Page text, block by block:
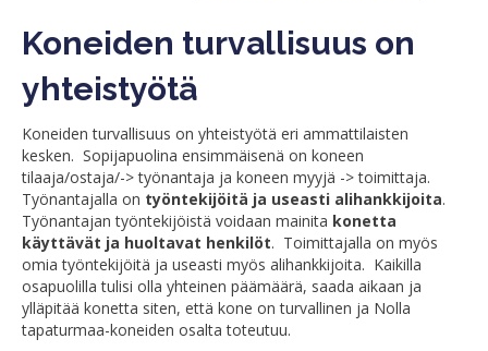
Koneiden turvallisuus on
yhteistyötä
Koneiden turvallisuus on yhteistyötä eri ammattilaisten
kesken. Sopijapuolina ensimmäisenä on koneen
tilaaja/ostaja/-> työnantaja ja koneen myyjä -> toimittaja.
Työnantajalla on työntekijöitä ja useasti alihankkijoita.
Työnantajan työntekijöistä voidaan mainita konetta
käyttävät ja huoltavat henkilöt. Toimittajalla on myös
omia työntekijöitä ja useasti myös alihankkijoita. Kaikilla
osapuolilla tulisi olla yhteinen päämäärä, saada aikaan ja
ylläpitää konetta siten, että kone on turvallinen ja Nolla
tapaturmaa-koneiden osalta toteutuu.